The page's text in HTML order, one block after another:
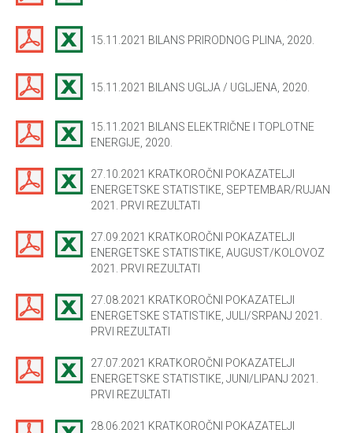
15.11.2021 BILANS PRIRODNOG PLINA, 2020.
15.11.2021 BILANS UGLJA / UGLJENA, 2020.
15.11.2021 BILANS ELEKTRIČNE I TOPLOTNE
ENERGIJE, 2020.
27.10.2021 KRATKOROČNI POKAZATELJI
ENERGETSKE STATISTIKE, SEPTEMBAR/RUJAN
2021. PRVI REZULTATI
27.09.2021 KRATKOROČNI POKAZATELJI
ENERGETSKE STATISTIKE, AUGUST/KOLOVOZ
2021. PRVI REZULTATI
27.08.2021 KRATKOROČNI POKAZATELJI
ENERGETSKE STATISTIKE, JULI/SRPANJ 2021.
PRVI REZULTATI
27.07.2021 KRATKOROČNI POKAZATELJI
ENERGETSKE STATISTIKE, JUNI/LIPANJ 2021.
PRVI REZULTATI
28.06.2021 KRATKOROČNI POKAZATELJI